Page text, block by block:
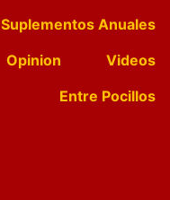
Suplementos Anuales
Opinion
Videos
Entre Pocillos